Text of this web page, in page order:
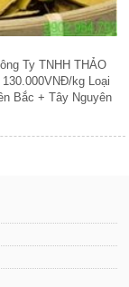
Ty TNHH THẢO
kg Loại
Bắc + Tây Nguyên